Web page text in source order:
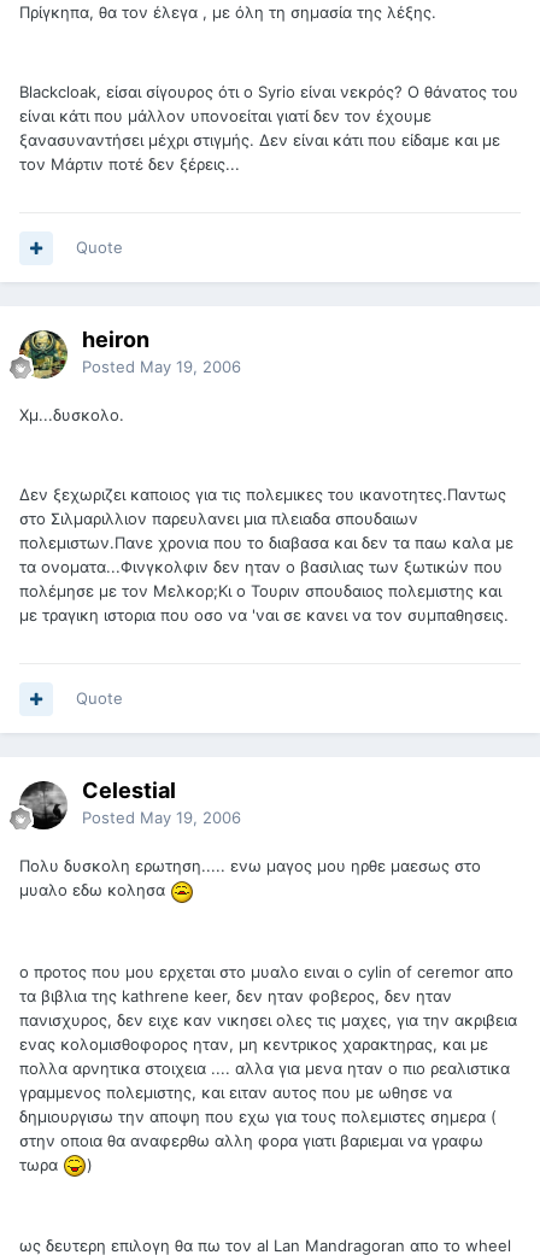
Πρίγκηπα, θα τον έλεγα , με όλη τη σημασία της λέξης.
Blackcloak, είσαι σίγουρος ότι ο Syrio είναι νεκρός? Ο θάνατος του
είναι κάτι που μάλλον υπονοείται γιατί δεν τον έχουμε
ξανασυναντήσει μέχρι στιγμής. Δεν είναι κάτι που είδαμε και με
τον Μάρτιν ποτέ δεν ξέρεις...
Quote
heiron
Posted May 19, 2006
Χμ...δυσκολο.
Δεν ξεχωριζει καποιος για τις πολεμικες του ικανοτητες.Παντως
στο Σιλμαριλλιον παρευλανει μια πλειαδα σπουδαιων
πολεμιστων.Πανε χρονια που το διαβασα και δεν τα παω καλα με
τα ονοματα...Φινγκολφιν δεν ηταν ο βασιλιας των ξωτικών που
πολέμησε με τον Μελκορ;Κι ο Τουριν σπουδαιος πολεμιστης και
με τραγικη ιστορια που οσο να 'ναι σε κανει να τον συμπαθησεις.
Quote
Celestial
Posted May 19, 2006
Πολυ δυσκολη ερωτηση..... ενω μαγος μου ηρθε μαεσως στο
μυαλο εδω κολησα
ο προτος που μου ερχεται στο μυαλο ειναι ο cylin of ceremor απο
τα βιβλια της kathrene keer, δεν ηταν φοβερος, δεν ηταν
πανισχυρος, δεν ειχε καν νικησει ολες τις μαχες, για την ακριβεια
ενας κολομισθοφορος ηταν, μη κεντρικος χαρακτηρας, και με
πολλα αρνητικα στοιχεια .... αλλα για μενα ηταν ο πιο ρεαλιστικα
γραμμενος πολεμιστης, και ειταν αυτος που με ωθησε να
δημιουργισω την αποψη που εχω για τους πολεμιστες σημερα (
στην οποια θα αναφερθω αλλη φορα γιατι βαριεμαι να γραφω
τωρα
)
ως δευτερη επιλογη θα πω τον al Lan Mandragoran απο το wheel